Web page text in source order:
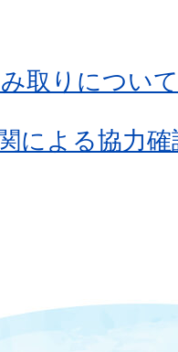
取りについて
による協力確